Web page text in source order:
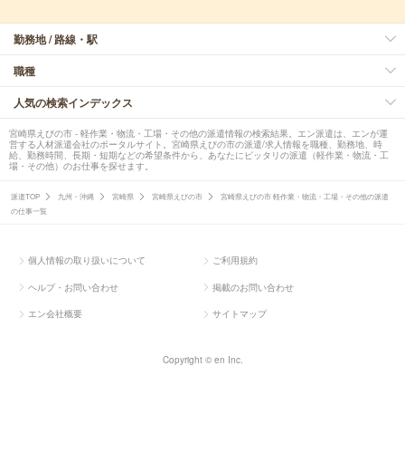
勤務地 / 路線・駅
職種
人気の検索インデックス
宮崎県えびの市 - 軽作業・物流・工場・その他の派遣情報の検索結果。エン派遣は、エンが運
営する人材派遣会社のポータルサイト。宮崎県えびの市の派遣/求人情報を職種、勤務地、時
給、勤務時間、長期・短期などの希望条件から、あなたにピッタリの派遣（軽作業・物流・工
場・その他）のお仕事を探せます。
派遣TOP 九州・沖縄 宮崎県 宮崎県えびの市
宮崎県えびの市 軽作業・物流・工場・その他の派遣
の仕事一覧
個人情報の取り扱いについて ご利用規約
ヘルプ・お問い合わせ 掲載のお問い合わせ
エン会社概要 サイトマップ
Copyright © en Inc.